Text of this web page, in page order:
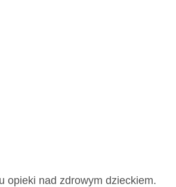
opieki nad zdrowym dzieckiem.